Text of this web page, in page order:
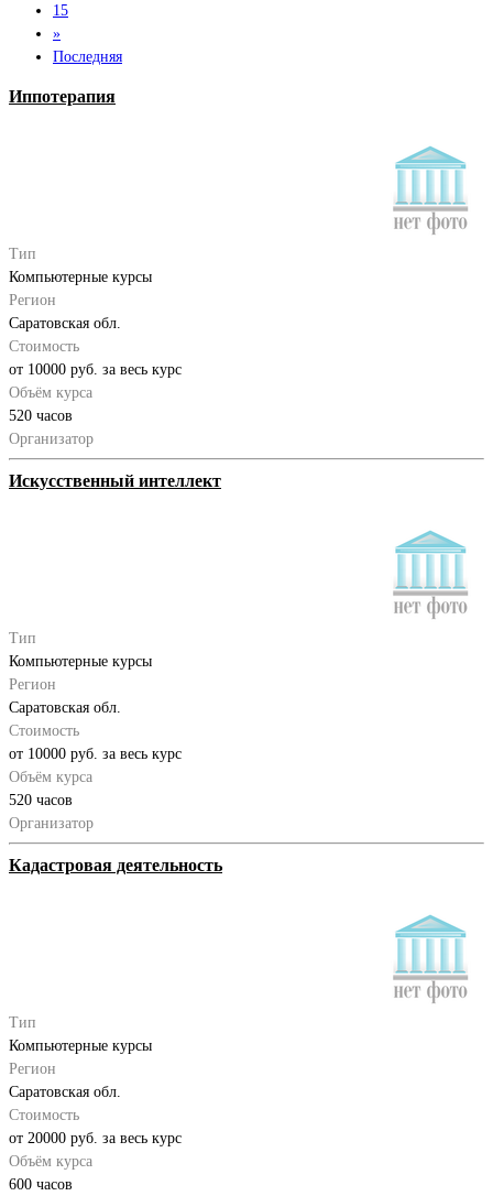
15
»
Последняя
Иппотерапия
Тип
Компьютерные курсы
Регион
Саратовская обл.
Стоимость
от 10000 руб. за весь курс
Объём курса
520 часов
Организатор
Искусственный интеллект
Тип
Компьютерные курсы
Регион
Саратовская обл.
Стоимость
от 10000 руб. за весь курс
Объём курса
520 часов
Организатор
Кадастровая деятельность
Тип
Компьютерные курсы
Регион
Саратовская обл.
Стоимость
от 20000 руб. за весь курс
Объём курса
600 часов